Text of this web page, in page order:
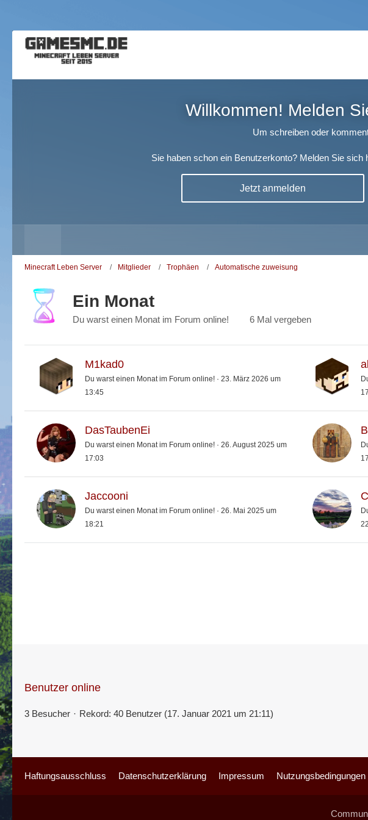
Willkommen! Melden
Um schreiben oder
Sie haben schon ein Benutzerkonto? Melden Sie sich
Jetzt anmelden
Minecraft Leben Server Mitglieder Trophäen Automatische zuweisung
Ein Monat
Du warst einen Monat im Forum online! 6 Mal vergeben
M1kad0
Du warst einen Monat im Forum online!
23. März 2026 um
13:45
DasTaubenEi
Du warst einen Monat im Forum online!
26. August 2025 um
17:03
Jaccooni
Du warst einen Monat im Forum online!
26. Mai 2025 um
18:21
Benutzer online
3 Besucher Rekord: 40 Benutzer (17. Januar 2021 um 21:11)
Haftungsausschluss Datenschutzerklärung Impressum Nutzungsbedingungen